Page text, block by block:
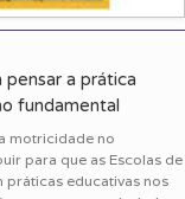
a prática
fundamental
motricidade no
para que as Escolas de
práticas educativas nos